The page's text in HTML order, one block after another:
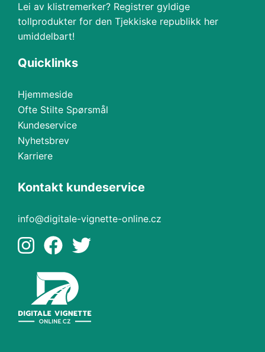
Lei av klistremerker? Registrer gyldige
tollprodukter for den Tjekkiske republikk her
umiddelbart!
Quicklinks
Hjemmeside
Ofte Stilte Spørsmål
Kundeservice
Nyhetsbrev
Karriere
Kontakt kundeservice
info@digitale-vignette-online.cz